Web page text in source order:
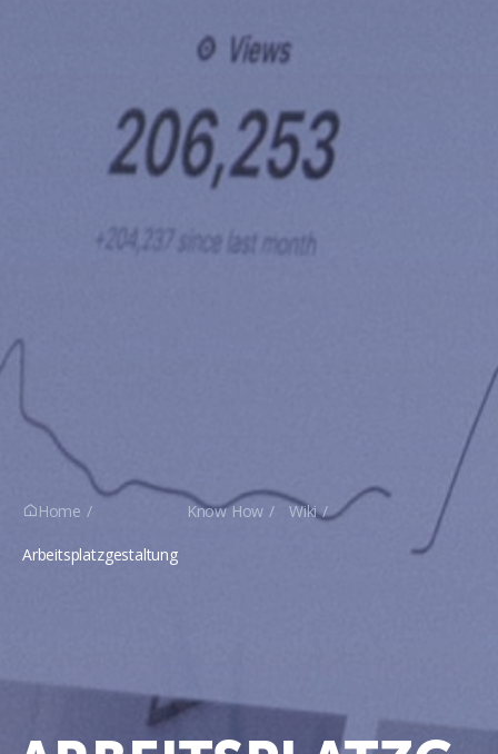
 Home Know How Wiki
Arbeitsplatzgestaltung